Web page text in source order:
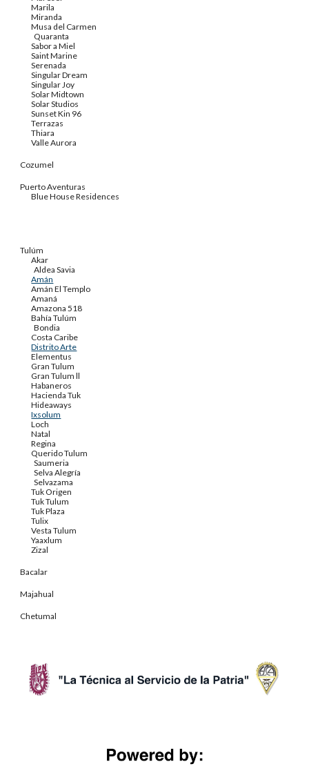
Marila
Miranda
Musa del Carmen
Quaranta
Sabor a Miel
Saint Marine
Serenada
Singular Dream
Singular Joy
Solar Midtown
Solar Studios
Sunset Kin 96
Terrazas
Thiara
Valle Aurora
Cozumel
Puerto Aventuras
Blue House Residences
Tulúm
Akar
Aldea Savia
Amán
Amán El Templo
Amaná
Amazona 518
Bahía Tulúm
Bondia
Costa Caribe
Distrito Arte
Elementus
Gran Tulum
Gran Tulum ll
Habaneros
Hacienda Tuk
Hideaways
Ixsolum
Loch
Natal
Regina
Querido Tulum
Saumeria
Selva Alegría
Selvazama
Tuk Origen
Tuk Tulum
Tuk Plaza
Tulix
Vesta Tulum
Yaaxlum
Zizal
Bacalar
Majahual
Chetumal